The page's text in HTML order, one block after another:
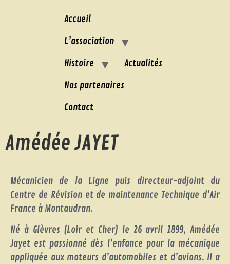
Accueil
L’association
Histoire
Actualités
Nos partenaires
Contact
Amédée JAYET
Mécanicien de la Ligne puis directeur-adjoint du
Centre de Révision et de maintenance Technique d’Air
France à Montaudran.
Né à Glèvres (Loir et Cher) le 26 avril 1899, Amédée
Jayet est passionné dès l’enfance pour la mécanique
appliquée aux moteurs d’automobiles et d’avions. Il a